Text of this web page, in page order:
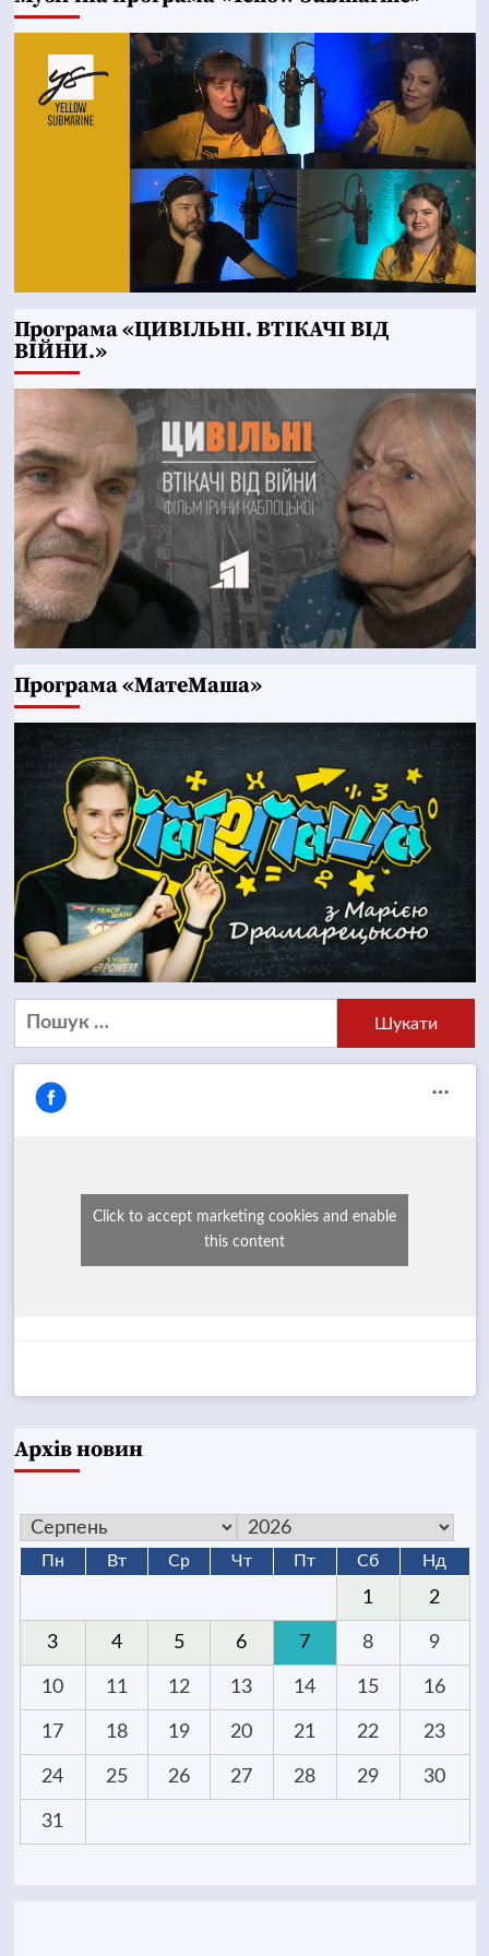
Програма «ЦИВІЛЬНІ. ВТІКАЧІ ВІД
ВІЙНИ.»
Програма «МатеМаша»
Пошук:
Click to accept marketing cookies and enable
this content
Архів новин
Пн Вт Ср Чт Пт Сб Нд
1 2
3 4 5 6 7 8 9
10 11 12 13 14 15 16
17 18 19 20 21 22 23
24 25 26 27 28 29 30
31